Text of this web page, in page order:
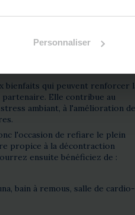
Personnaliser
bienfaits qui peuvent renforcer
Elle contribue au
ambiant, à l'amélioration de
l'occasion de refiare le plein
propice à la décontraction
ensuite bénéficiez de :
bain à remous, salle de cardio-